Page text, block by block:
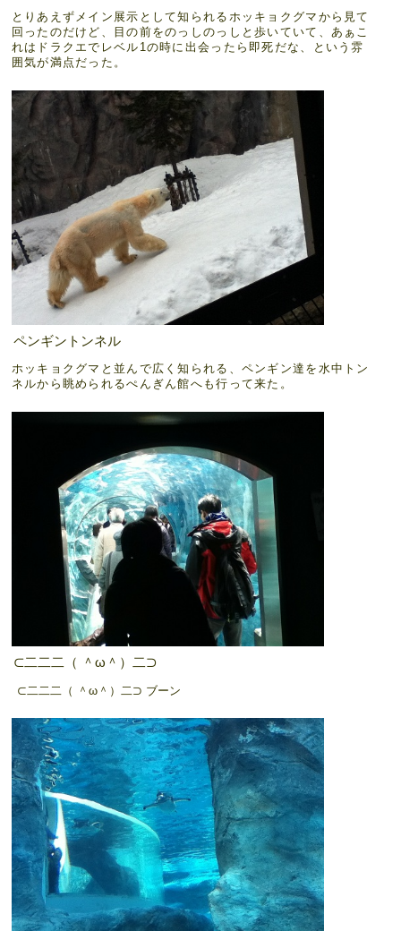
とりあえずメイン展示として知られるホッキョクグマから見て
回ったのだけど、目の前をのっしのっしと歩いていて、あぁこ
れはドラクエでレベル1の時に出会ったら即死だな、という雰
囲気が満点だった。
ペンギントンネル
ホッキョクグマと並んで広く知られる、ペンギン達を水中トン
ネルから眺められるぺんぎん館へも行って来た。
⊂二二二（ ＾ω＾）二⊃
⊂二二二（ ＾ω＾）二⊃ ブーン